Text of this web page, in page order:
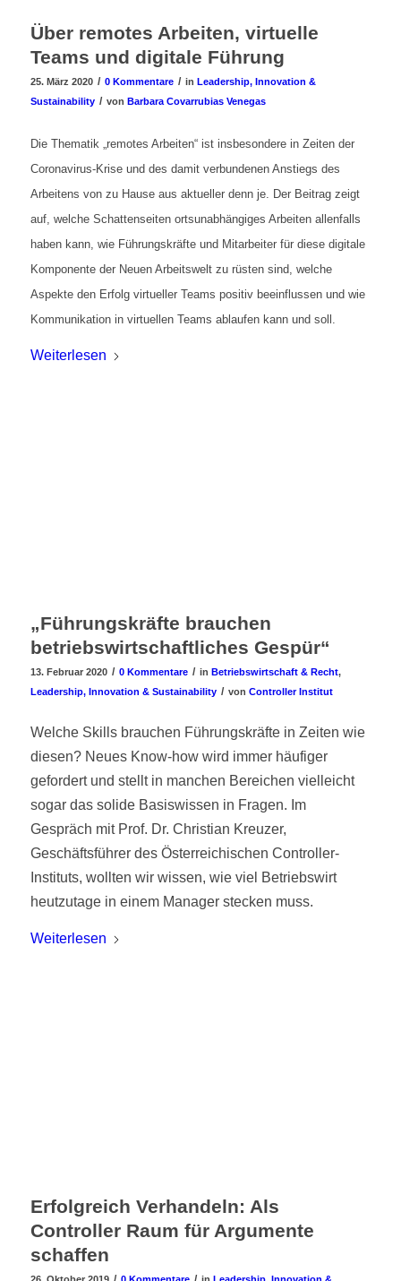
Über remotes Arbeiten, virtuelle
Teams und digitale Führung
25. März 2020 / 0 Kommentare / in Leadership, Innovation &
Sustainability / von Barbara Covarrubias Venegas
Die Thematik „remotes Arbeiten“ ist insbesondere in Zeiten der
Coronavirus-Krise und des damit verbundenen Anstiegs des
Arbeitens von zu Hause aus aktueller denn je. Der Beitrag zeigt
auf, welche Schattenseiten ortsunabhängiges Arbeiten allenfalls
haben kann, wie Führungskräfte und Mitarbeiter für diese digitale
Komponente der Neuen Arbeitswelt zu rüsten sind, welche
Aspekte den Erfolg virtueller Teams positiv beeinflussen und wie
Kommunikation in virtuellen Teams ablaufen kann und soll.
Weiterlesen
„Führungskräfte brauchen
betriebswirtschaftliches Gespür“
13. Februar 2020 / 0 Kommentare / in Betriebswirtschaft & Recht,
Leadership, Innovation & Sustainability / von Controller Institut
Welche Skills brauchen Führungskräfte in Zeiten wie
diesen? Neues Know-how wird immer häufiger
gefordert und stellt in manchen Bereichen vielleicht
sogar das solide Basiswissen in Fragen. Im
Gespräch mit Prof. Dr. Christian Kreuzer,
Geschäftsführer des Österreichischen Controller-
Instituts, wollten wir wissen, wie viel Betriebswirt
heutzutage in einem Manager stecken muss.
Weiterlesen
Erfolgreich Verhandeln: Als
Controller Raum für Argumente
schaffen
/ /